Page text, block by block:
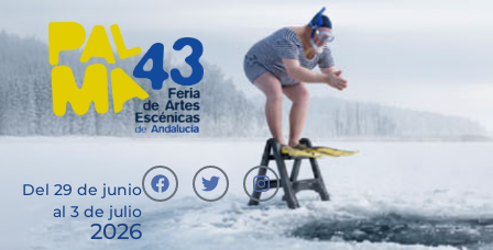
Del 29 de junio
al 3 de julio
2026